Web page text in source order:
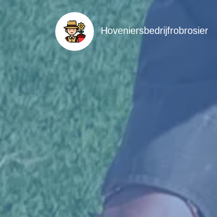
Hoveniersbedrijfrobrosier